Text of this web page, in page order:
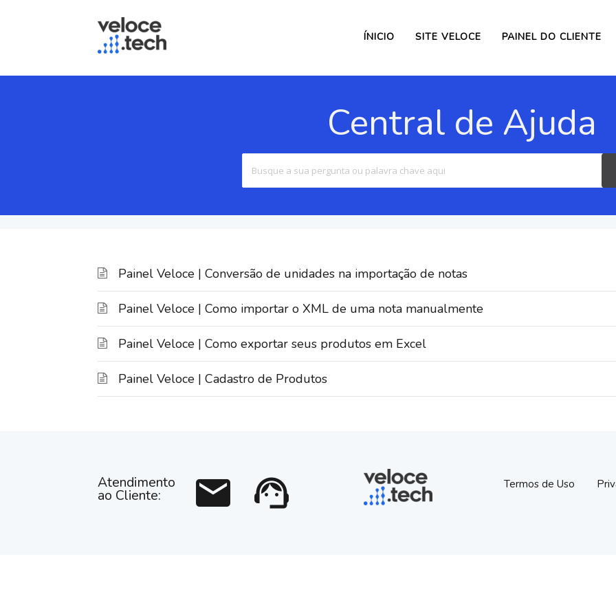
ÍNICIO SITE VELOCE PAINEL DO CLIENTE
Central de Ajuda
Painel Veloce | Conversão de unidades na importação de notas
Painel Veloce | Como importar o XML de uma nota manualmente
Painel Veloce | Como exportar seus produtos em Excel
Painel Veloce | Cadastro de Produtos
Atendimento
ao Cliente: mail support_agent Termos de Uso